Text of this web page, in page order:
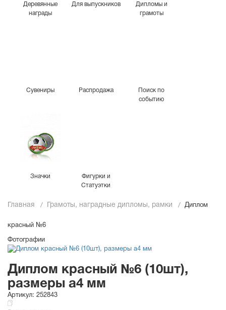
Деревянные
награды
Для выпускников
Дипломы и
грамоты
Сувениры Распродажа
Поиск по
событию
Значки
Фигурки и
Статуэтки
Главная Грамоты, наградные дипломы, рамки Диплом
красный №6
Фотографии
Диплом красный №6 (10шт),
размеры a4 мм
Артикул: 252843